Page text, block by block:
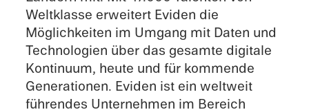
Weltk­lasse erweit­ert Eviden die
Möglichkeiten im Umgang mit Daten und
Technolo­gien über das gesamte digitale
Kontin­uum, heute und für kommende
Gener­a­tio­nen. Eviden ist ein weltweit
führen­des Unternehmen im Bereich